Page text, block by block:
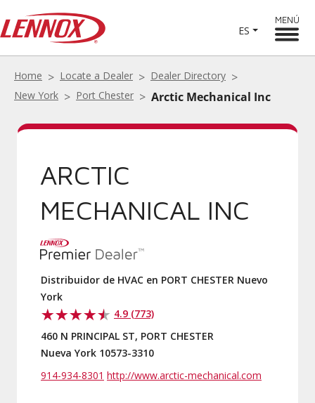
ES
MENÚ
Home Locate a Dealer
Dealer Directory
New York
Port Chester Arctic Mechanical Inc
ARCTIC
MECHANICAL INC
Distribuidor de HVAC en PORT CHESTER Nuevo
York
4.9 (773)
460 N PRINCIPAL ST, PORT CHESTER
Nueva York 10573-3310
914-934-8301 http://www.arctic-mechanical.com